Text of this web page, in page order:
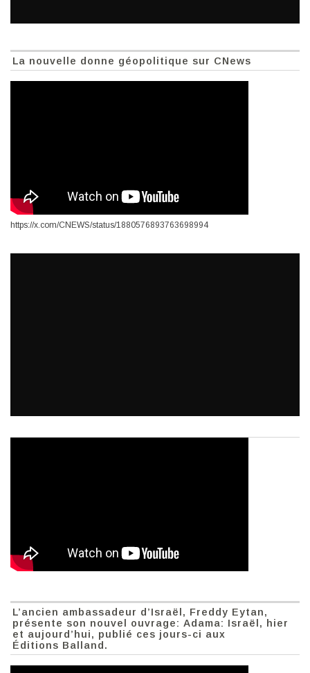
La nouvelle donne géopolitique sur CNews
https://x.com/CNEWS/status/1880576893763698994
L’ancien ambassadeur d’Israël, Freddy Eytan,
présente son nouvel ouvrage: Adama: Israël, hier
et aujourd’hui, publié ces jours-ci aux
Éditions Balland.